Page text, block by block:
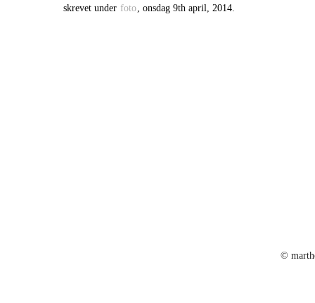
skrevet under foto, onsdag 9th april, 2014.
©